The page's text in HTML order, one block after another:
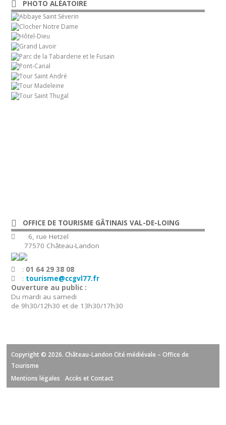
PHOTO ALÉATOIRE
OFFICE DE TOURISME GÂTINAIS VAL-DE-LOING
6, rue Hetzel
77570 Château-Landon
: 01 64 29 38 08
: tourisme@ccgvl77.fr
Ouverture au public :
Du mardi au samedi
de 9h30/12h30 et de 13h30/17h30
Copyright © 2026. Château-Landon Cité médiévale – Office de
Tourisme
Mentions légales
Accès et Contact